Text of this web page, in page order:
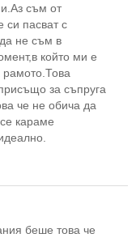
съм от
си пасват с
не съм в
който ми е
за съпруга
че не обича да
караме
беше това че